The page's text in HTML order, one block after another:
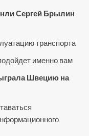
Сергей Брылин
транспорта
именно вам
Швецию на